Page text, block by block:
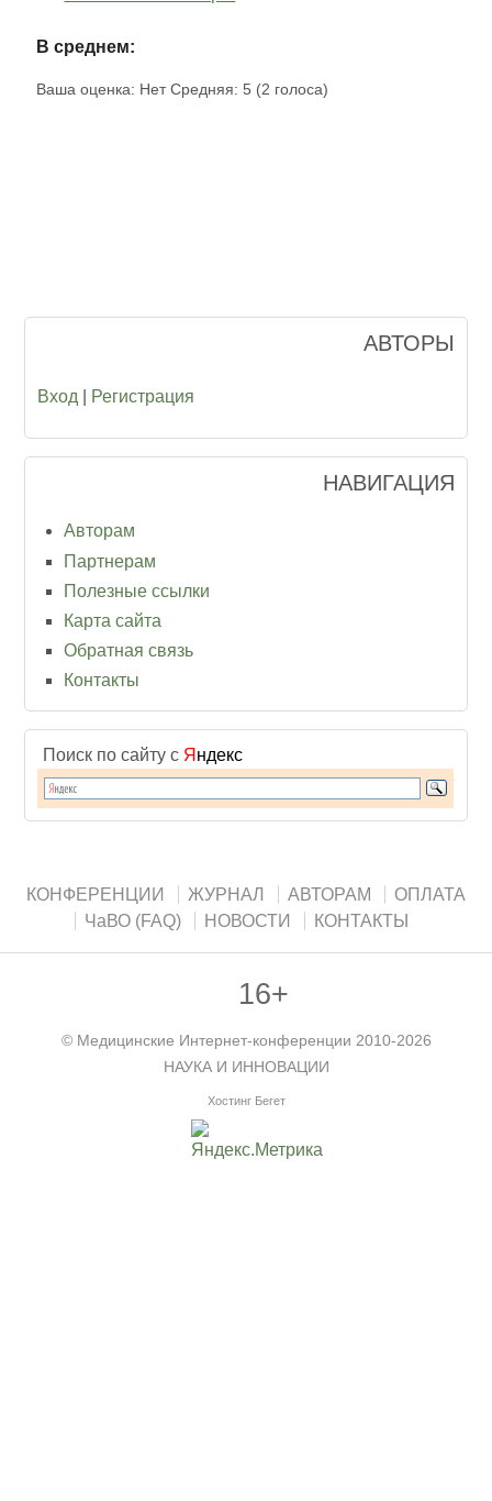
В среднем:
Ваша оценка: Нет Средняя:5 (2 голоса)
АВТОРЫ
Вход Регистрация
НАВИГАЦИЯ
Авторам
Партнерам
Полезные ссылки
Карта сайта
Обратная связь
Контакты
Поиск по сайту с Я ндекс
КОНФЕРЕНЦИИ ЖУРНАЛ АВТОРАМ
ОПЛАТА
ЧаВО (FAQ)
НОВОСТИ КОНТАКТЫ
16+
© Медицинские Интернет-конференции 2010-2026
НАУКА И ИННОВАЦИИ
Хостинг Бегет